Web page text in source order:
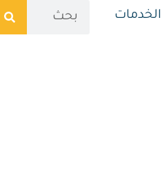
الخدمات